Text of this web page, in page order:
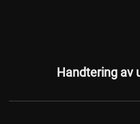
Handtering av